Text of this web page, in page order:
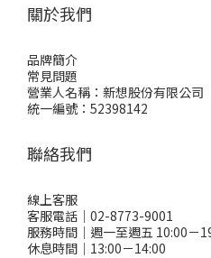
關於我們
品牌簡介
常見問題
營業人名稱：新想股份有限公司
統一編號：52398142
聯絡我們
線上客服
客服電話｜02-8773-9001
服務時間｜週一至週五 10:00－
休息時間｜13:00－14:00